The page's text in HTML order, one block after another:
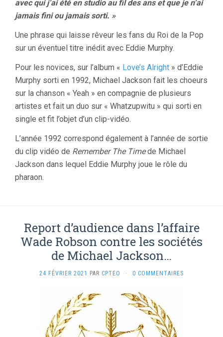
avec qui j’ai été en studio au fil des ans et que je n’ai
jamais fini ou jamais sorti. »
Une phrase qui laisse rêveur les fans du Roi de la Pop
sur un éventuel titre inédit avec Eddie Murphy.
Pour les novices, sur l’album « Love’s Alright » d’Eddie
Murphy sorti en 1992, Michael Jackson fait les choeurs
sur la chanson « Yeah » en compagnie de plusieurs
artistes et fait un duo sur « Whatzupwitu » qui sorti en
single et fit l’objet d’un clip-vidéo.
L’année 1992 correspond également à l’année de sortie
du clip vidéo de Remember The Timede Michael
Jackson dans lequel Eddie Murphy joue le rôle du
pharaon.
Report d’audience dans l’affaire
Wade Robson contre les sociétés
de Michael Jackson…
24 FÉVRIER 2021 PAR CPTEO · 0 COMMENTAIRES